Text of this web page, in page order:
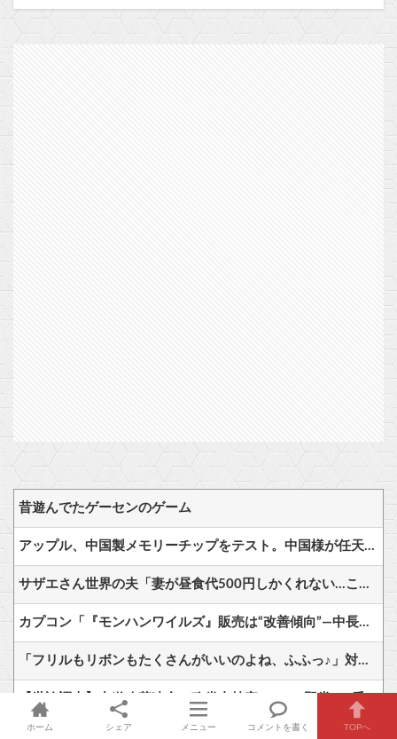
昔遊んでたゲーセンのゲーム
アップル、中国製メモリーチップをテスト。中国様が任天堂も助けてくださるかも
サザエさん世界の夫「妻が昼食代500円しかくれない…この弁当屋、500円で売っている！その上店員さんも美人だ！毎日行こう！」
カプコン「『モンハンワイルズ』販売は“改善傾向”―中長期でワールド超え目指す」
「フリルもリボンもたくさんがいいのよね、ふふっ♪」対魔忍RPG・新イベント『バニーとヨミハラクライシス』
ホーム シェア メニュー コメントを書く TOPへ